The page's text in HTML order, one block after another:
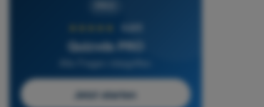
4,6/5
Quizvds PRO
Alle Fragen inbegriffen
Jetzt starten